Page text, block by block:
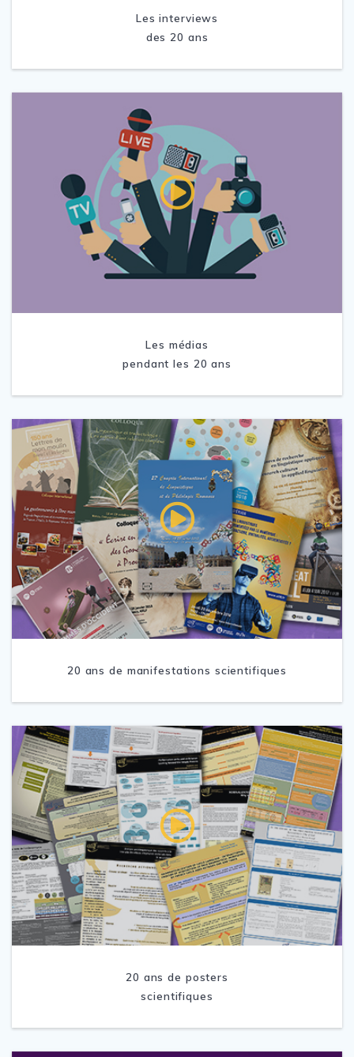
Les interviews
des 20 ans
Les médias
pendant les 20 ans
20 ans de manifestations scientifiques
20 ans de posters
scientifiques